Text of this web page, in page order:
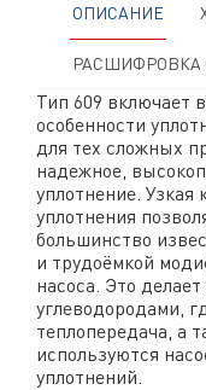
ОПИСАНИЕ
РАСШИФРОВКА
Тип 609 включает
особенности
для тех сложных
надежное,
уплотнение. Узкая
уплотнения
большинство
и трудоёмкой
насоса. Это
углеводородами,
теплопередача, а
используются
уплотнений.